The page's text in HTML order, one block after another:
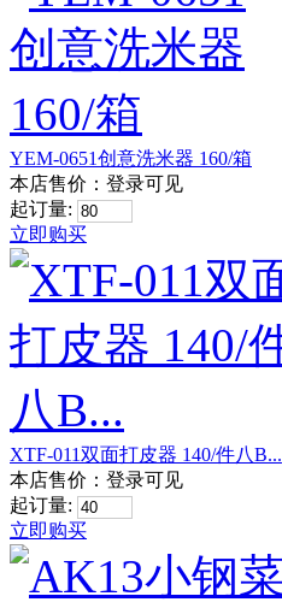
YEM-0651创意洗米器 160/箱
本店售价： 登录可见
起订量:
立即购买
XTF-011双面打皮器 140/件八B...
本店售价： 登录可见
起订量:
立即购买